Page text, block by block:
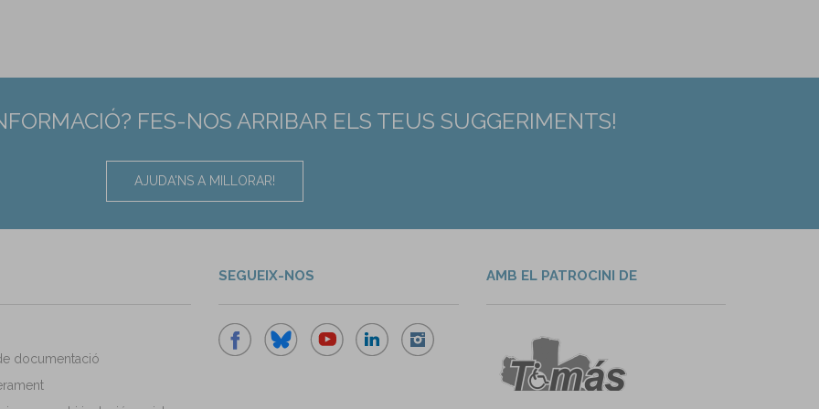
FES-NOS ARRIBAR ELS TEUS SUGGERIMENTS!
AJUDA'NS A MILLORAR!
documentació
SEGUEIX-NOS AMB EL PATROCINI DE